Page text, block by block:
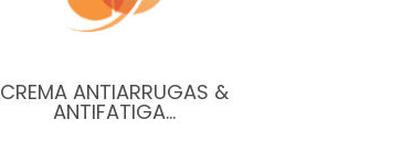
CREMA ANTIARRUGAS &
ANTIFATIGA…